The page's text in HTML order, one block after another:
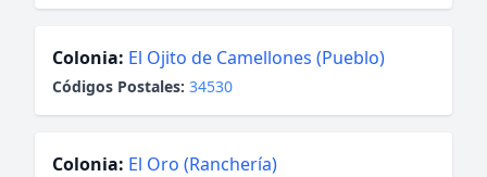
Colonia: El Ojito de Camellones (Pueblo)
Códigos Postales: 34530
Colonia: El Oro (Ranchería)